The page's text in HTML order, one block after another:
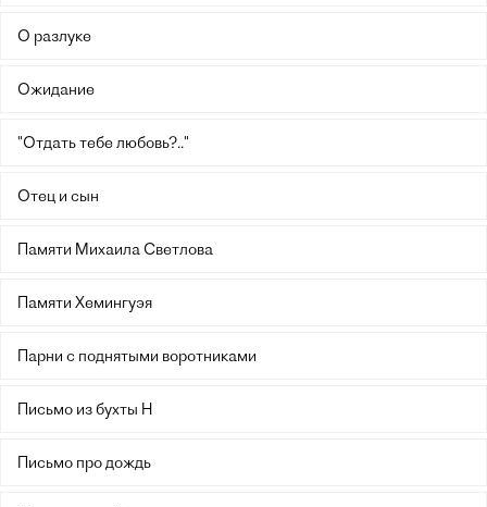
О разлуке
Ожидание
"Отдать тебе любовь?.."
Отец и сын
Памяти Михаила Светлова
Памяти Хемингуэя
Парни с поднятыми воротниками
Письмо из бухты Н
Письмо про дождь